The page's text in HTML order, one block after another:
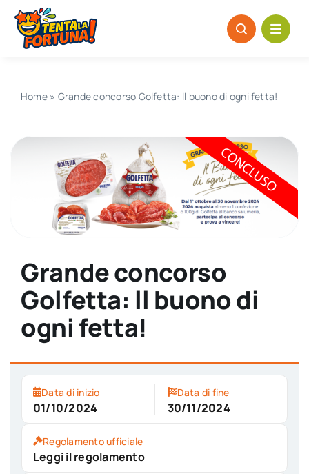
Salta
contenuto
Home» Grande concorso Golfetta: ll buono di ogni fetta!
Grande concorso
Golfetta: ll buono di
ogni fetta!
Data di inizio
01/10/2024
Data di fine
30/11/2024
Regolamento ufficiale
Leggi il regolamento